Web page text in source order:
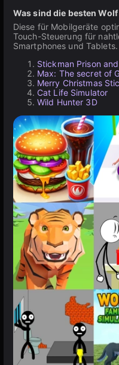
Was sind die besten
Diese für Mobilgeräte
Touch-Steuerung für
Smartphones und Tablets.
Stickman Prison
Max: The secret of
Merry Christmas
Cat Life Simulator
Wild Hunter 3D